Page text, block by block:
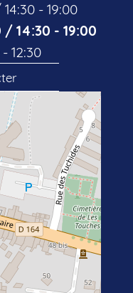
- 19:00
/ 14:30 - 19:00
12:30